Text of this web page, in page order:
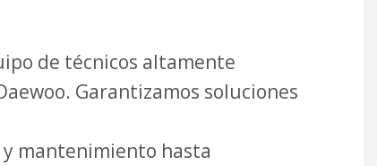
de técnicos altamente
Garantizamos soluciones
mantenimiento hasta